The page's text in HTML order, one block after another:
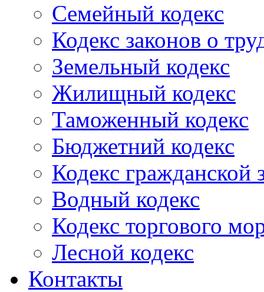
Семейный кодекс
Кодекс законов о
Земельный кодекс
Жилищный кодекс
Таможенный кодекс
Бюджетний кодекс
Кодекс гражданской
Водный кодекс
Кодекс торгового
Лесной кодекс
Контакты